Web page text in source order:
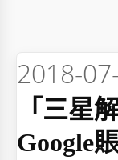
2018-
「三星
Google